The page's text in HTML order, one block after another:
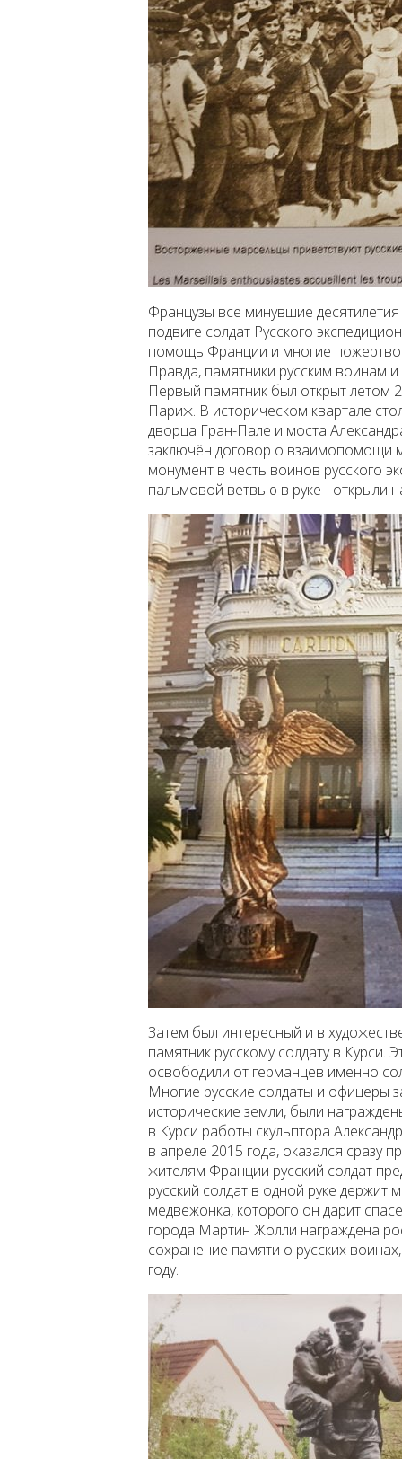
Французы все минувшие десятилетия
подвиге солдат Русского
помощь Франции и многие
Правда, памятники русским воинам
Первый памятник был открыт летом
Париж. В историческом квартале
дворца Гран-Пале и моста
заключён договор о взаимопомощи
монумент в честь воинов русского
пальмовой ветвью в руке - открыли
Затем был интересный и в
памятник русскому солдату в
освободили от германцев именно
Многие русские солдаты и офицеры
исторические земли, были
в Курси работы скульптора
в апреле 2015 года, оказался сразу
жителям Франции русский солдат
русский солдат в одной руке
медвежонка, которого он дарит
города Мартин Жолли награждена
сохранение памяти о русских
году.